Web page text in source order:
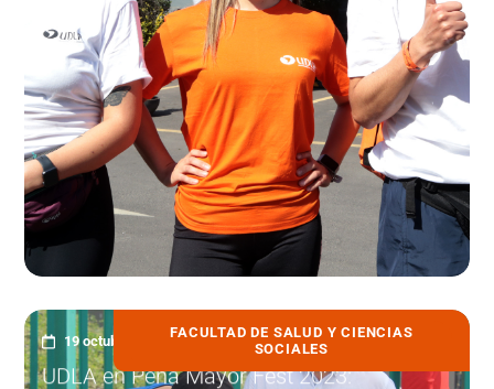
FACULTAD DE SALUD Y CIENCIAS
SOCIALES
19 octubre, 2023
UDLA en Peña Mayor Fest 2023: